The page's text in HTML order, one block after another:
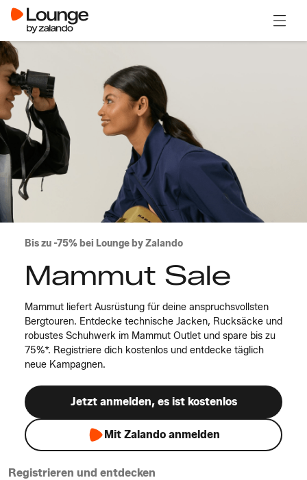
Bis zu -75% bei Lounge by Zalando
Mammut Sale
Mammut liefert Ausrüstung für deine anspruchsvollsten
Bergtouren. Entdecke technische Jacken, Rucksäcke und
robustes Schuhwerk im Mammut Outlet und spare bis zu
75%*. Registriere dich kostenlos und entdecke täglich
neue Kampagnen.
Jetzt anmelden, es ist kostenlos
Mit Zalando anmelden
Registrieren und entdecken